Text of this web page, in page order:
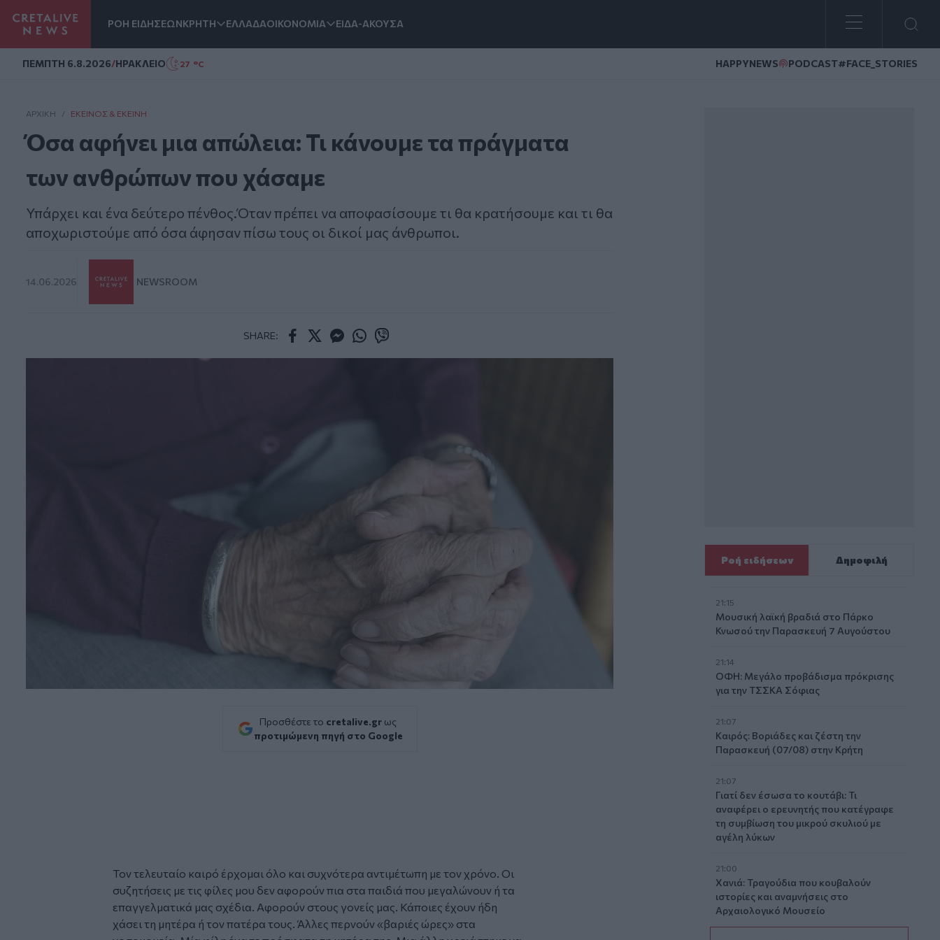
ΡΟΗ ΕΙΔΗΣΕΩΝΚΡΗΤΗ ΕΛΛΑΔΑΟΙΚΟΝΟΜΙΑ ΕΙΔΑ-ΑΚΟΥΣΑ
ΠΕΜΠΤΗ 6.8.2026/ΗΡΑΚΛΕΙΟ 27 °C HAPPYNEWS PODCAST#FACE_STORIES
ΑΡΧΙΚΗ / ΕΚΕΊΝΟΣ & ΕΚΕΊΝΗ
Όσα αφήνει μια απώλεια: Τι κάνουμε τα πράγματα
των ανθρώπων που χάσαμε
Υπάρχει και ένα δεύτερο πένθος.Όταν πρέπει να αποφασίσουμε τι θα κρατήσουμε και τι θα
αποχωριστούμε από όσα άφησαν πίσω τους οι δικοί μας άνθρωποι.
14.06.2026 NEWSROOM
SHARE:
Προσθέστε το cretalive.gr ως
προτιμώμενη πηγή στο Google
Τον τελευταίο καιρό έρχομαι όλο και συχνότερα αντιμέτωπη με τον χρόνο. Οι
συζητήσεις με τις φίλες μου δεν αφορούν πια στα παιδιά που μεγαλώνουν ή τα
επαγγελματικά μας σχέδια. Αφορούν στους γονείς μας. Κάποιες έχουν ήδη
χάσει τη μητέρα ή τον πατέρα τους. Άλλες περνούν «βαριές ώρες» στα
Ροή ειδήσεων Δημοφιλή
21:15
Μουσική λαϊκή βραδιά στο Πάρκο
Κνωσού την Παρασκευή 7 Αυγούστου
21:14
ΟΦΗ: Μεγάλο προβάδισμα πρόκρισης
για την ΤΣΣΚΑ Σόφιας
21:07
Καιρός: Βοριάδες και ζέστη την
Παρασκευή (07/08) στην Κρήτη
21:07
Γιατί δεν έσωσα το κουτάβι: Τι
αναφέρει ο ερευνητής που κατέγραφε
τη συμβίωση του μικρού σκυλιού με
αγέλη λύκων
21:00
Χανιά: Τραγούδια που κουβαλούν
ιστορίες και αναμνήσεις στο
Αρχαιολογικό Μουσείο